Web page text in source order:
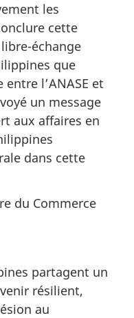
les
cette
échange
que
l’ANASE et
un message
aux affaires en
dans cette
du Commerce
partagent un
résilient,
au